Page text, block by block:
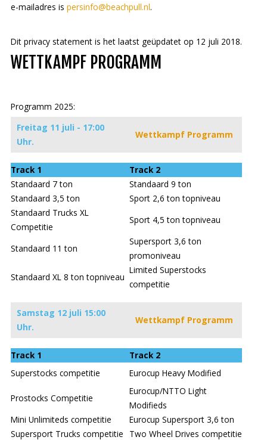
e-mailadres is persinfo@beachpull.nl.
Dit privacy statement is het laatst geüpdatet op 12 juli 2018.
WETTKAMPF PROGRAMM
Programm 2025:
Freitag 11 juli - 17:00
Uhr.
Wettkampf Programm
Track 1
Track 2
Standaard 7 ton
Standaard 9 ton
Standaard 3,5 ton
Sport 2,6 ton topniveau
Standaard Trucks XL
Competitie
Sport 4,5 ton topniveau
Standaard 11 ton
Supersport 3,6 ton
promoniveau
Standaard XL 8 ton topniveau
Limited Superstocks
competitie
Samstag 12 juli 15:00
Uhr.
Wettkampf Programm
Track 1
Track 2
Superstocks competitie
Eurocup Heavy Modified
Prostocks Competitie
Eurocup/NTTO Light
Modifieds
Mini Unlimiteds competitie
Eurocup Supersport 3,6 ton
Supersport Trucks competitie
Two Wheel Drives competitie